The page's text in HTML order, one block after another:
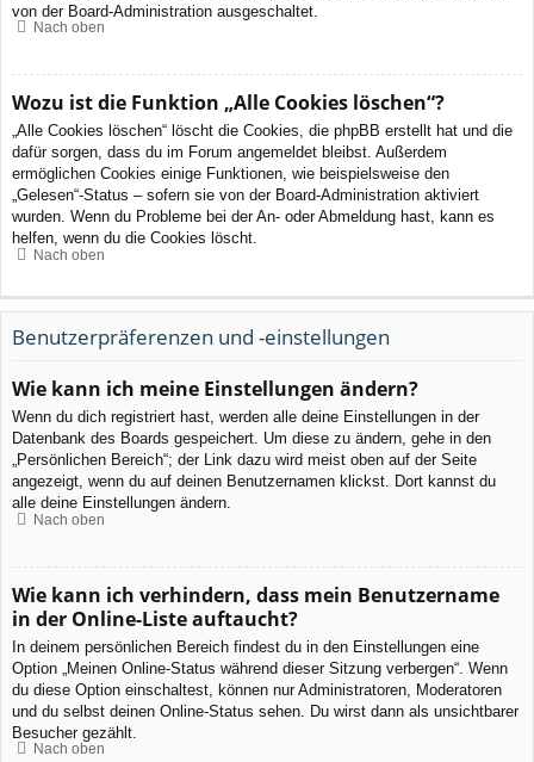
von der Board-Administration ausgeschaltet.
Nach oben
Wozu ist die Funktion „Alle Cookies löschen“?
„Alle Cookies löschen“ löscht die Cookies, die phpBB erstellt hat und die
dafür sorgen, dass du im Forum angemeldet bleibst. Außerdem
ermöglichen Cookies einige Funktionen, wie beispielsweise den
„Gelesen“-Status – sofern sie von der Board-Administration aktiviert
wurden. Wenn du Probleme bei der An- oder Abmeldung hast, kann es
helfen, wenn du die Cookies löscht.
Nach oben
Benutzerpräferenzen und -einstellungen
Wie kann ich meine Einstellungen ändern?
Wenn du dich registriert hast, werden alle deine Einstellungen in der
Datenbank des Boards gespeichert. Um diese zu ändern, gehe in den
„Persönlichen Bereich“; der Link dazu wird meist oben auf der Seite
angezeigt, wenn du auf deinen Benutzernamen klickst. Dort kannst du
alle deine Einstellungen ändern.
Nach oben
Wie kann ich verhindern, dass mein Benutzername
in der Online-Liste auftaucht?
In deinem persönlichen Bereich findest du in den Einstellungen eine
Option „Meinen Online-Status während dieser Sitzung verbergen“. Wenn
du diese Option einschaltest, können nur Administratoren, Moderatoren
und du selbst deinen Online-Status sehen. Du wirst dann als unsichtbarer
Besucher gezählt.
Nach oben